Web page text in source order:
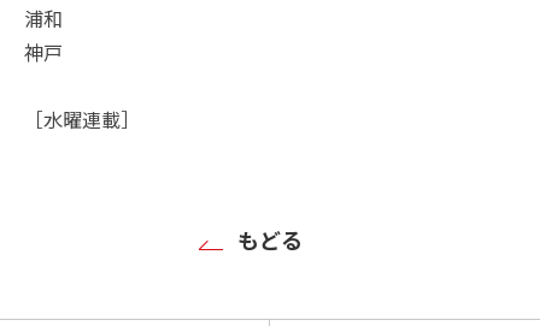
浦和
神戸
［水曜連載］
もどる